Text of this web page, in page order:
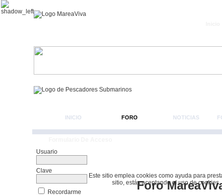
Este sitio emplea cookies como ayuda para
sitio, estás aceptando el uso de cookies.
INICIO FORO NOTICIAS
Usuario
Clave
Recordarme Foro